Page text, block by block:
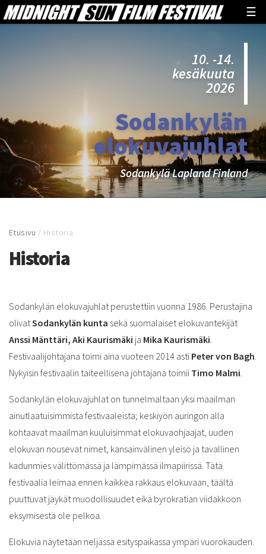
☰
10. -14.
kesäkuuta
2026
Sodankylän
elokuvajuhlat
Sodankylä Lapland Finland
Etusivu / Historia
Historia
Sodankylän elokuvajuhlat perustettiin vuonna 1986. Perustajina
olivatSodankylän kunta sekä suomalaiset elokuvantekijät
Anssi Mänttäri, Aki Kaurismäki ja Mika Kaurismäki.
Festivaalijohtajana toimi aina vuoteen 2014 asti Peter von Bagh.
Nykyisin festivaalin taiteellisena johtajana toimii Timo Malmi.
Sodankylän elokuvajuhlat on tunnelmaltaan yksi maailman
ainutlaatuisimmista festivaaleista; keskiyön auringon alla
kohtaavat maailman kuuluisimmat elokuvaohjaajat, uuden
elokuvan nousevat nimet, kansainvälinen yleisö ja tavallinen
kadunmies välittömässä ja lämpimässä ilmapiirissä. Tätä
festivaalia leimaa ennen kaikkea rakkaus elokuvaan, täältä
puuttuvat jäykät muodollisuudet eikä byrokratian viidakkoon
eksymisestä ole pelkoa.
Elokuvia näytetään neljässä esityspaikassa ympäri vuorokauden.